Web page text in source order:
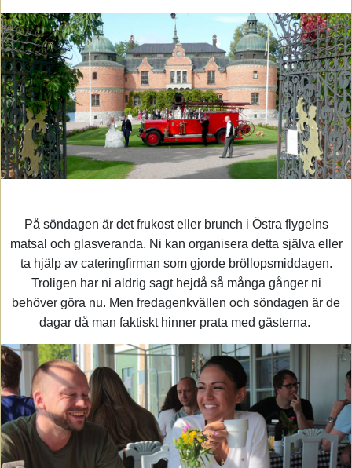
På söndagen är det frukost eller brunch i Östra flygelns
matsal och glasveranda. Ni kan organisera detta själva eller
ta hjälp av cateringfirman som gjorde bröllopsmiddagen.
Troligen har ni aldrig sagt hejdå så många gånger ni
behöver göra nu. Men fredagenkvällen och söndagen är de
dagar då man faktiskt hinner prata med gästerna.